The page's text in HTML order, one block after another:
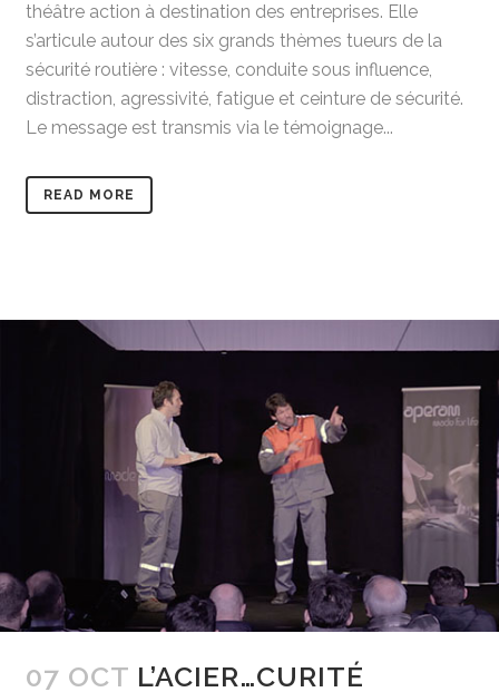
théâtre action à destination des entreprises. Elle
s’articule autour des six grands thèmes tueurs de la
sécurité routière : vitesse, conduite sous influence,
distraction, agressivité, fatigue et ceinture de sécurité.
Le message est transmis via le témoignage...
READ MORE
07 OCT L’ACIER…CURITÉ